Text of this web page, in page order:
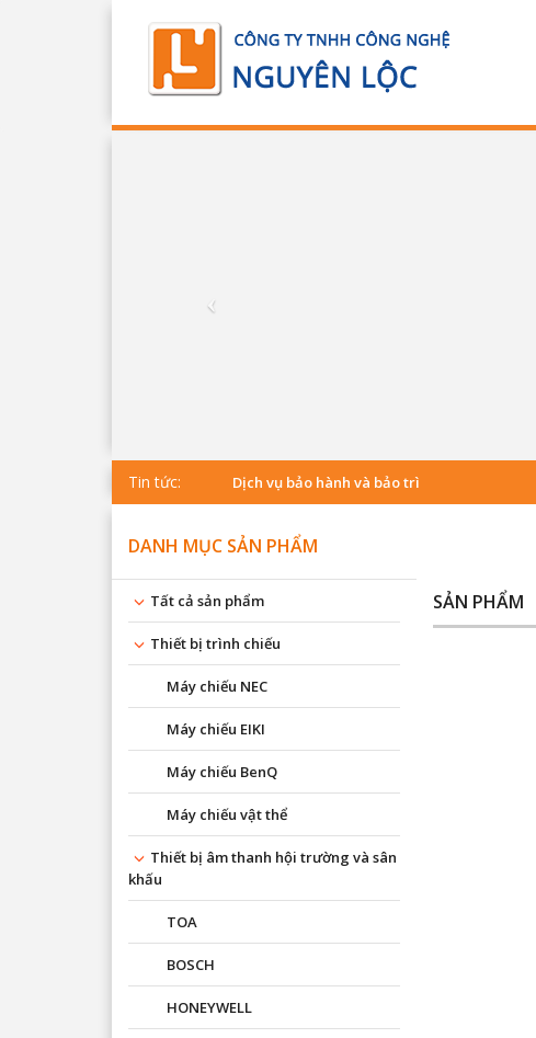
Tin tức: Dịch vụ bảo hành và bảo trì
DANH MỤC SẢN PHẨM
Tất cả sản phẩm
Thiết bị trình chiếu
Máy chiếu NEC
Máy chiếu EIKI
Máy chiếu BenQ
Máy chiếu vật thể
Thiết bị âm thanh hội trường và sân
khấu
TOA
BOSCH
HONEYWELL
SẢN PHẨM